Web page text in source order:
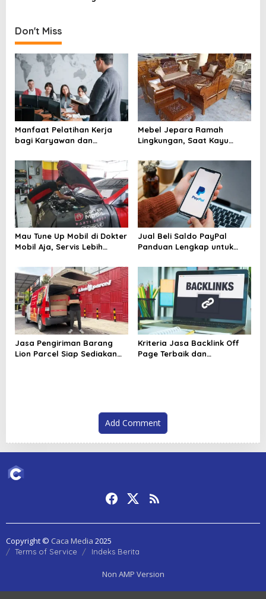
i
o
n
Don't Miss
Manfaat Pelatihan Kerja
bagi Karyawan dan
Diremehkan
Mebel Jepara Ramah
Lingkungan, Saat Kayu
Wajah Industri Furnitur
Mau Tune Up Mobil di Dokter
Mobil Aja, Servis Lebih
Jual Beli Saldo PayPal
Panduan Lengkap untuk
Digital
Jasa Pengiriman Barang
Lion Parcel Siap Sediakan
Kriteria Jasa Backlink Off
Page Terbaik dan
Add Comment
Copyright © Caca Media 2025
Terms of Service Indeks Berita
Non AMP Version